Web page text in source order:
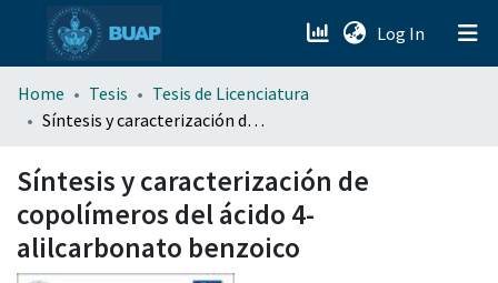
Log In (current)
menu.section.about_menu
Home Tesis
Tesis de Licenciatura
Síntesis y caracterización de copolímeros del ácido 4- alilcarbonato benzoico
Síntesis y caracterización de
copolímeros del ácido 4-
alilcarbonato benzoico